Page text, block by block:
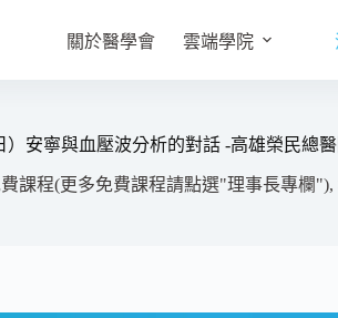
關於醫學會 雲端學院
）安寧與血壓波分析的對話 -高雄榮民總
課程(更多免費課程請點選"理事長專欄"),